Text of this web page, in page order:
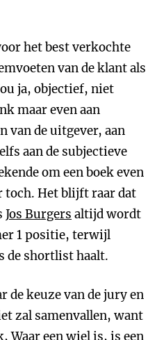
het best verkochte
van de klant als
ja, objectief, niet
maar even aan
van de uitgever, aan
aan de subjectieve
om een boek even
toch. Het blijft raar dat
Jos Burgers altijd wordt
1 positie, terwijl
de shortlist haalt.
de keuze van de jury en
zal samenvallen, want
Waar een wiel is, is een